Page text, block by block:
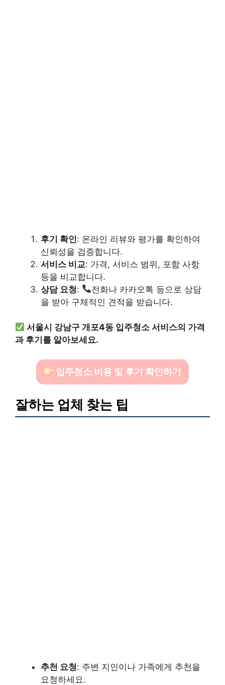
후기 확인: 온라인 리뷰와 평가를 확인하여
신뢰성을 검증합니다.
서비스 비교: 가격, 서비스 범위, 포함 사항
등을 비교합니다.
상담 요청:
전화나 카카오톡 등으로 상담
을 받아 구체적인 견적을 받습니다.
서울시 강남구 개포4동 입주청소 서비스의 가격
과 후기를 알아보세요.
입주청소 비용 및 후기 확인하기
잘하는 업체 찾는 팁
추천 요청: 주변 지인이나 가족에게 추천을
요청하세요.